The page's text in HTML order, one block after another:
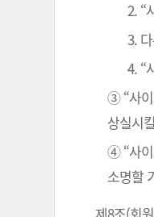
2. “
3.
4. “
③ “사이
상실시
④ “사이
소명할